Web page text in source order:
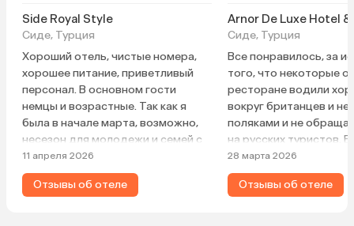
Side Royal Style
Сиде, Турция
Хороший отель, чистые номера,
хорошее питание, приветливый
персонал. В основном гости
немцы и возрастные. Так как я
была в начале марта, возможно,
несезон для молодежи и семей с
детьми.
11 апреля 2026
Отзывы об отеле
Arnor De Luxe Hotel &
Сиде, Турция
Все понравилось, за
того, что некоторые
ресторане водили
вокруг британцев и
поляками и не
на русских туристов.
изменилось, когда
бритишы массово
нас стали замечать. В
28 марта 2026
Отзывы об отеле